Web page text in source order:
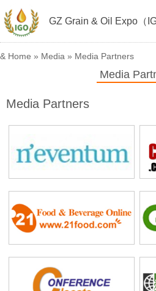
GZ Grain & Oil Expo（
& Home » Media » Media Partners
Media
Media Partners